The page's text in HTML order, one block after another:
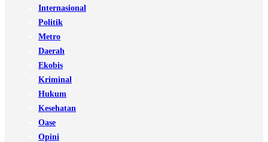
Internasional
Politik
Metro
Daerah
Ekobis
Kriminal
Hukum
Kesehatan
Oase
Opini